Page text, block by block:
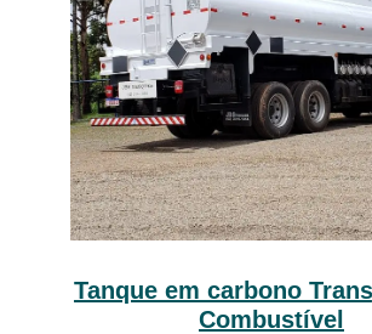
Tanque em carbono
Combustível